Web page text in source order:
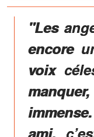
"Les
encore
voix
ami,